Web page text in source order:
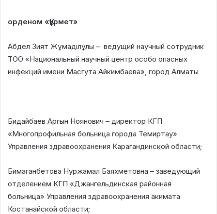
орденом «Құрмет»
Абдел Зият Жұмаділұлы – ведущий научный сотрудник
ТОО «Национальный научный центр особо опасных
инфекций имени Масгута Айкимбаева», город Алматы
Бидайбаев Аргын Ноянович – директор КГП
«Многопрофильная больница города Темиртау»
Управления здравоохранения Карагандинской области;
Бимаганбетова Нуржамал Баяхметовна – заведующий
отделением КГП «Джангельдинская районная
больница» Управления здравоохранения акимата
Костанайской области;